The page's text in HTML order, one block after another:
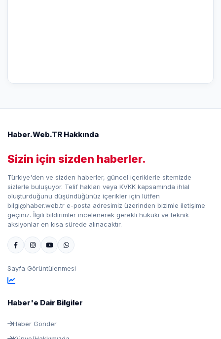
Haber.Web.TR Hakkında
Sizin için sizden haberler.
Türkiye'den ve sizden haberler, güncel içeriklerle sitemizde
sizlerle buluşuyor. Telif hakları veya KVKK kapsamında ihlal
oluşturduğunu düşündüğünüz içerikler için lütfen
bilgi@haber.web.tr e-posta adresimiz üzerinden bizimle iletişime
geçiniz. İlgili bildirimler incelenerek gerekli hukuki ve teknik
aksiyonlar en kısa sürede alınacaktır.
Sayfa Görüntülenmesi
Haber'e Dair Bilgiler
Haber Gönder